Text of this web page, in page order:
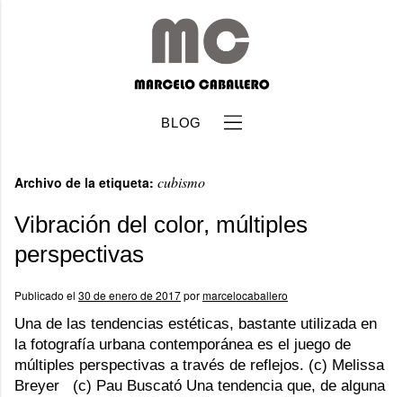
BLOG
Archivo de la etiqueta: cubismo
Vibración del color, múltiples
perspectivas
Publicado el 30 de enero de 2017pormarcelocaballero
Una de las tendencias estéticas, bastante utilizada en
la fotografía urbana contemporánea es el juego de
múltiples perspectivas a través de reflejos. (c) Melissa
Breyer (c) Pau Buscató Una tendencia que, de alguna